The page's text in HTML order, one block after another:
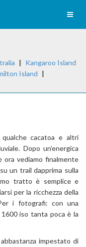
|
Kangaroo Island
Island |
qualche cacatoa e altri
Dopo un’energica
ora vediamo finalmente
un trail dapprima sulla
tratto è semplice e
per la ricchezza della
i fotografi: con una
iso tanta poca è la
impestato di